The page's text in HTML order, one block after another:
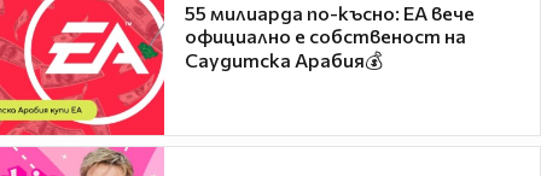
55 милиарда по-късно: EA вече
официално е собственост на
Саудитска Арабия💰